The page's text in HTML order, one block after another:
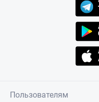
Пользователям